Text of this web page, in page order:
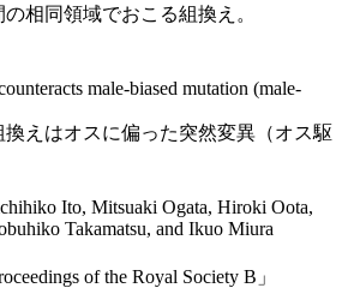
相同領域でおこる組換え。
male-biased mutation (male-
換えはオスに偏った突然変異（オス駆
Ito, Mitsuaki Ogata, Hiroki Oota,
Takamatsu, and Ikuo Miura
of the Royal Society B」